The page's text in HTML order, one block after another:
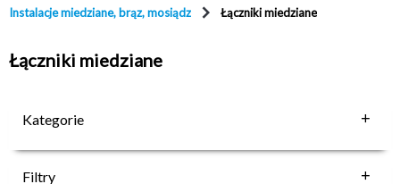
Instalacje miedziane, brąz, mosiądz
Łączniki miedziane
Łączniki miedziane
Kategorie
Filtry